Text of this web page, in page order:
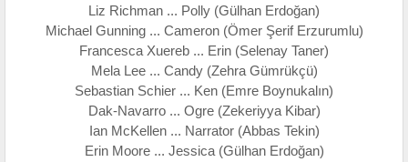
Liz Richman ... Polly (Gülhan Erdoğan)
Michael Gunning ... Cameron (Ömer Şerif Erzurumlu)
Francesca Xuereb ... Erin (Selenay Taner)
Mela Lee ... Candy (Zehra Gümrükçü)
Sebastian Schier ... Ken (Emre Boynukalın)
Dak-Navarro ... Ogre (Zekeriyya Kibar)
Ian McKellen ... Narrator (Abbas Tekin)
Erin Moore ... Jessica (Gülhan Erdoğan)